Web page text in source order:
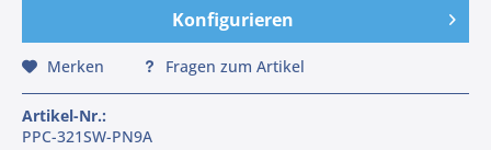
Konfigurieren
Merken Fragen zum Artikel
Artikel-Nr.:
PPC-321SW-PN9A